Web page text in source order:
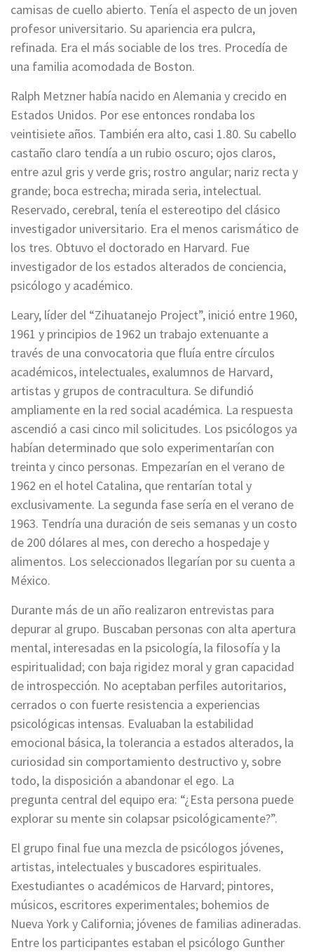
camisas de cuello abierto. Tenía el aspecto de un joven
profesor universitario. Su apariencia era pulcra,
refinada. Era el más sociable de los tres. Procedía de
una familia acomodada de Boston.
Ralph Metzner había nacido en Alemania y crecido en
Estados Unidos. Por ese entonces rondaba los
veintisiete años. También era alto, casi 1.80. Su cabello
castaño claro tendía a un rubio oscuro; ojos claros,
entre azul gris y verde gris; rostro angular; nariz recta y
grande; boca estrecha; mirada seria, intelectual.
Reservado, cerebral, tenía el estereotipo del clásico
investigador universitario. Era el menos carismático de
los tres. Obtuvo el doctorado en Harvard. Fue
investigador de los estados alterados de conciencia,
psicólogo y académico.
Leary, líder del “Zihuatanejo Project”, inició entre 1960,
1961 y principios de 1962 un trabajo extenuante a
través de una convocatoria que fluía entre círculos
académicos, intelectuales, exalumnos de Harvard,
artistas y grupos de contracultura. Se difundió
ampliamente en la red social académica. La respuesta
ascendió a casi cinco mil solicitudes. Los psicólogos ya
habían determinado que solo experimentarían con
treinta y cinco personas. Empezarían en el verano de
1962 en el hotel Catalina, que rentarían total y
exclusivamente. La segunda fase sería en el verano de
1963. Tendría una duración de seis semanas y un costo
de 200 dólares al mes, con derecho a hospedaje y
alimentos. Los seleccionados llegarían por su cuenta a
México.
Durante más de un año realizaron entrevistas para
depurar al grupo. Buscaban personas con alta apertura
mental, interesadas en la psicología, la filosofía y la
espiritualidad; con baja rigidez moral y gran capacidad
de introspección. No aceptaban perfiles autoritarios,
cerrados o con fuerte resistencia a experiencias
psicológicas intensas. Evaluaban la estabilidad
emocional básica, la tolerancia a estados alterados, la
curiosidad sin comportamiento destructivo y, sobre
todo, la disposición a abandonar el ego. La
pregunta central del equipo era: “¿Esta persona puede
explorar su mente sin colapsar psicológicamente?”.
El grupo final fue una mezcla de psicólogos jóvenes,
artistas, intelectuales y buscadores espirituales.
Exestudiantes o académicos de Harvard; pintores,
músicos, escritores experimentales; bohemios de
Nueva York y California; jóvenes de familias adineradas.
Entre los participantes estaban el psicólogo Gunther